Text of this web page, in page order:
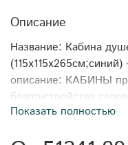
Описание
Название: Кабина
описание: КАБИНЫ
благоустройства
строительных
Показать полностью